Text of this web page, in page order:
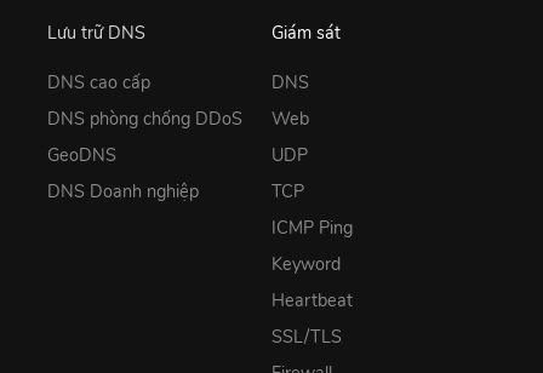
Lưu trữ DNS
DNS cao cấp
DNS phòng chống DDoS
GeoDNS
DNS Doanh nghiệp
Giám sát
DNS
Web
UDP
TCP
ICMP Ping
Keyword
Heartbeat
SSL/TLS